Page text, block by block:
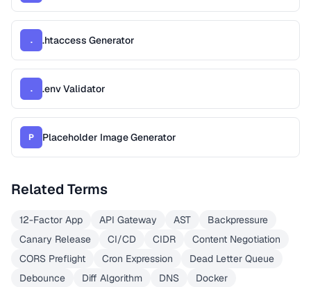
. .htaccess Generator
. .env Validator
P Placeholder Image Generator
Related Terms
12-Factor App API Gateway AST
Backpressure
Canary Release
CI/CD CIDR
Content Negotiation
CORS Preflight
Cron Expression
Dead Letter Queue
Debounce
Diff Algorithm DNS
Docker